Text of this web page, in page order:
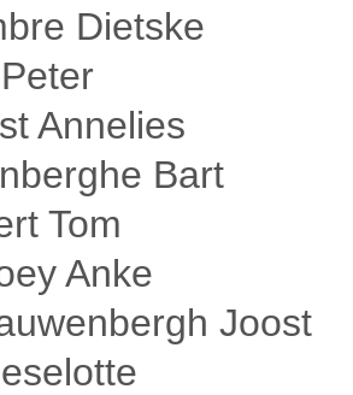
Dietske
Annelies
Bart
Tom
Anke
Joost